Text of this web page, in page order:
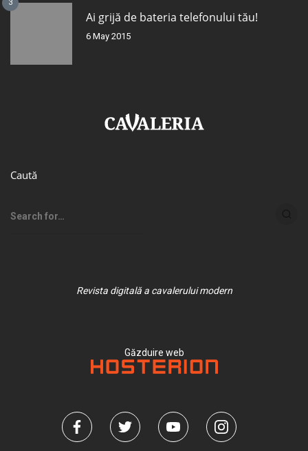
3
Ai grijă de bateria telefonului tău!
6 May 2015
Caută
Revista digitală a cavalerului modern
Găzduire web